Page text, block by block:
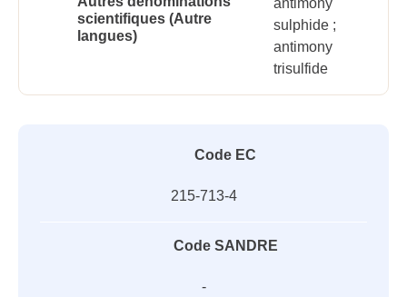
scientifiques (Autre
langues)
antimony
sulphide ;
antimony
trisulfide
Code EC
215-713-4
Code SANDRE
-